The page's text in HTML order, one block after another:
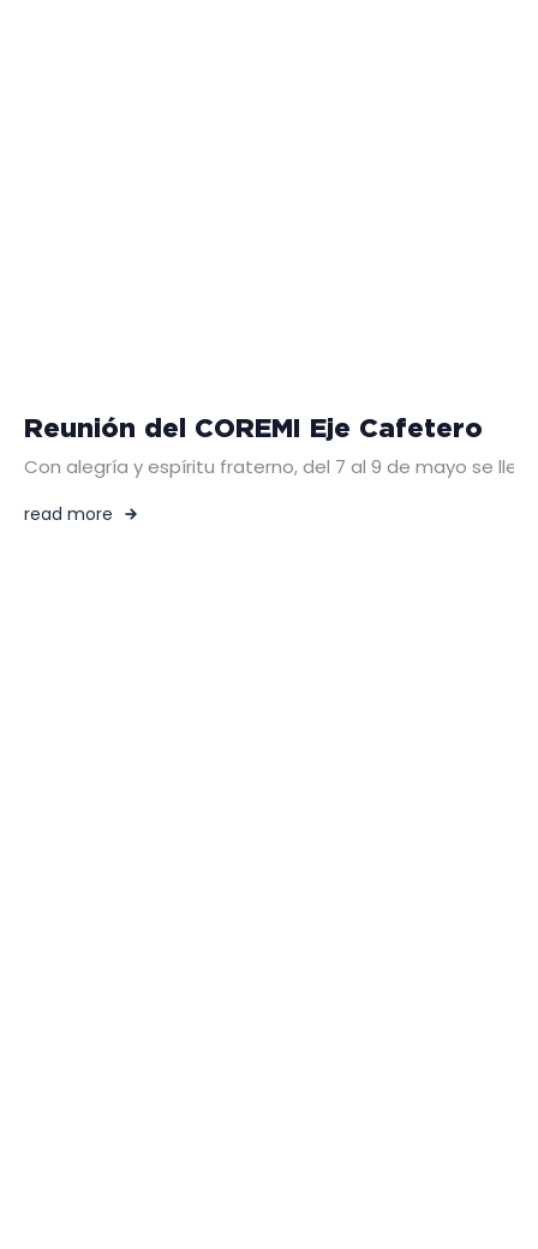
Reunión del COREMI Eje Cafetero
Con alegría y espíritu fraterno, del 7 al 9 de mayo se
read more